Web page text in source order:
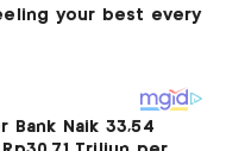
Bank Naik 33,54